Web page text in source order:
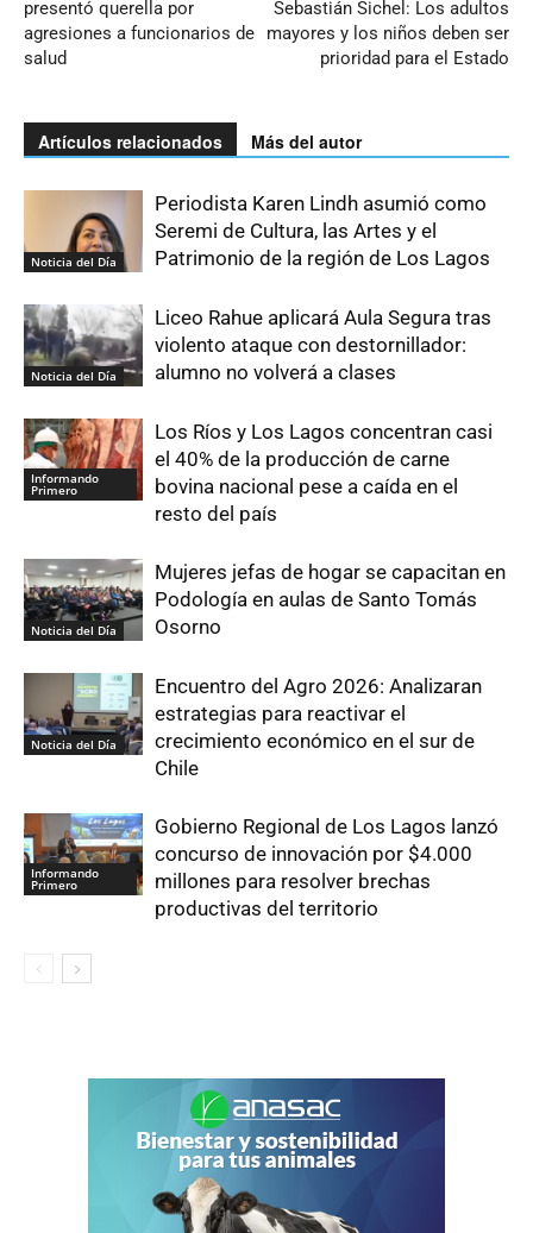
presentó querella por
agresiones a funcionarios de
salud
Sebastián Sichel: Los adultos
mayores y los niños deben ser
prioridad para el Estado
Artículos relacionados Más del autor
Noticia del Día
Periodista Karen Lindh asumió como
Seremi de Cultura, las Artes y el
Patrimonio de la región de Los Lagos
Noticia del Día
Liceo Rahue aplicará Aula Segura tras
violento ataque con destornillador:
alumno no volverá a clases
Informando
Primero
Los Ríos y Los Lagos concentran casi
el 40% de la producción de carne
bovina nacional pese a caída en el
resto del país
Noticia del Día
Mujeres jefas de hogar se capacitan en
Podología en aulas de Santo Tomás
Osorno
Noticia del Día
Encuentro del Agro 2026: Analizaran
estrategias para reactivar el
crecimiento económico en el sur de
Chile
Informando
Primero
Gobierno Regional de Los Lagos lanzó
concurso de innovación por $4.000
millones para resolver brechas
productivas del territorio